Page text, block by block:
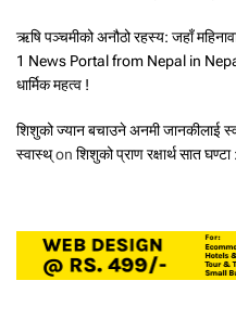
ऋषि पञ्चमीको अनौठो रहस्य: जहाँ
1 News Portal from Nepal in
धार्मिक महत्व !
शिशुको ज्यान बचाउने अनमी जानकीलाई
स्वास्थ्on शिशुको प्राण रक्षार्थ सात